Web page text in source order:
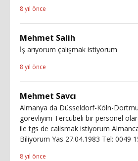
8 yıl önce
Mehmet Salih
İş arıyorum çalışmak istiyorum
8 yıl önce
Mehmet Savcı
Almanya da Düsseldorf-Köln-
görevliyim Tercübeli bir personel
ile tgs de calismak istiyorum
Biliyorum Yas 27.04.1983 Tel: 0049
8 yıl önce